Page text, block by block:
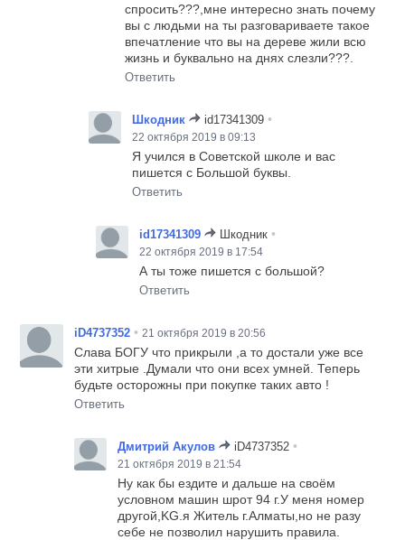
спросить???,мне интересно знать почему
вы с людьми на ты разговариваете такое
впечатление что вы на дереве жили всю
жизнь и буквально на днях слезли???.
Ответить
Шкодник id17341309 •
22 октября 2019 в 09:13
Я учился в Советской школе и вас
пишется с Большой буквы.
Ответить
id17341309 Шкодник •
22 октября 2019 в 17:54
А ты тоже пишется с большой?
Ответить
iD4737352 • 21 октября 2019 в 20:56
Слава БОГУ что прикрыли ,а то достали уже все
эти хитрые .Думали что они всех умней. Теперь
будьте осторожны при покупке таких авто !
Ответить
Дмитрий Акулов iD4737352 •
21 октября 2019 в 21:54
Ну как бы ездите и дальше на своём
условном машин шрот 94 г.У меня номер
другой,KG.я Житель г.Алматы,но не разу
себе не позволил нарушить правила.